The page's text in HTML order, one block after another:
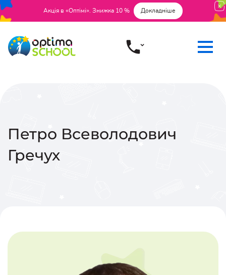
Акція в «Оптімі». Знижка 10 % Докладніше
Петро Всеволодович
Гречух